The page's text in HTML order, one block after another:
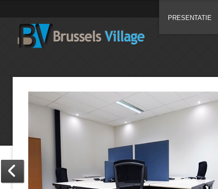
PRESENTATIE